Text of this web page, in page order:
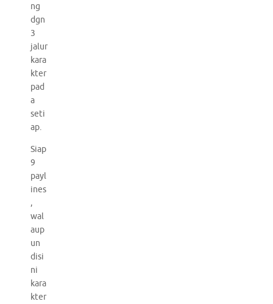
ng
dgn
3
jalur
kara
kter
pad
a
seti
ap.
Siap
9
payl
ines
,
wal
aup
un
disi
ni
kara
kter